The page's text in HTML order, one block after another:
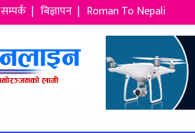
सम्पर्क | बिज्ञापन | Roman To Nepali